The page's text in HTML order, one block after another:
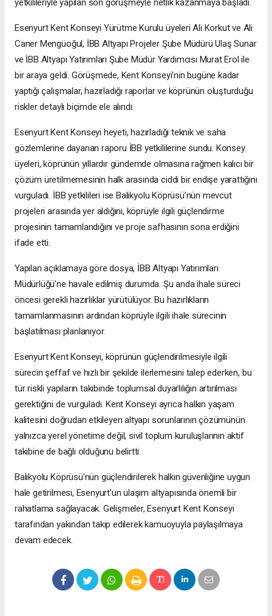
yetkilileriyle yapılan son görüşmeyle netlik kazanmaya başladı.
Esenyurt Kent Konseyi Yürütme Kurulu üyeleri Ali Korkut ve Ali
Caner Mengüoğul, İBB Altyapı Projeler Şube Müdürü Ulaş Sunar
ve İBB Altyapı Yatırımları Şube Müdür Yardımcısı Murat Erol ile
bir araya geldi. Görüşmede, Kent Konseyi'nin bugüne kadar
yaptığı çalışmalar, hazırladığı raporlar ve köprünün oluşturduğu
riskler detaylı biçimde ele alındı.
Esenyurt Kent Konseyi heyeti, hazırladığı teknik ve saha
gözlemlerine dayanan raporu İBB yetkililerine sundu. Konsey
üyeleri, köprünün yıllardır gündemde olmasına rağmen kalıcı bir
çözüm üretilmemesinin halk arasında ciddi bir endişe yarattığını
vurguladı. İBB yetkilileri ise Balıkyolu Köprüsü’nün mevcut
projeleri arasında yer aldığını, köprüyle ilgili güçlendirme
projesinin tamamlandığını ve proje safhasının sona erdiğini
ifade etti.
Yapılan açıklamaya göre dosya, İBB Altyapı Yatırımları
Müdürlüğü’ne havale edilmiş durumda. Şu anda ihale süreci
öncesi gerekli hazırlıklar yürütülüyor. Bu hazırlıkların
tamamlanmasının ardından köprüyle ilgili ihale sürecinin
başlatılması planlanıyor.
Esenyurt Kent Konseyi, köprünün güçlendirilmesiyle ilgili
sürecin şeffaf ve hızlı bir şekilde ilerlemesini talep ederken, bu
tür riskli yapıların takibinde toplumsal duyarlılığın artırılması
gerektiğini de vurguladı. Kent Konseyi ayrıca halkın yaşam
kalitesini doğrudan etkileyen altyapı sorunlarının çözümünün
yalnızca yerel yönetime değil, sivil toplum kuruluşlarının aktif
takibine de bağlı olduğunu belirtti.
Balıkyolu Köprüsü’nün güçlendirilerek halkın güvenliğine uygun
hale getirilmesi, Esenyurt’un ulaşım altyapısında önemli bir
rahatlama sağlayacak. Gelişmeler, Esenyurt Kent Konseyi
tarafından yakından takip edilerek kamuoyuyla paylaşılmaya
devam edecek.